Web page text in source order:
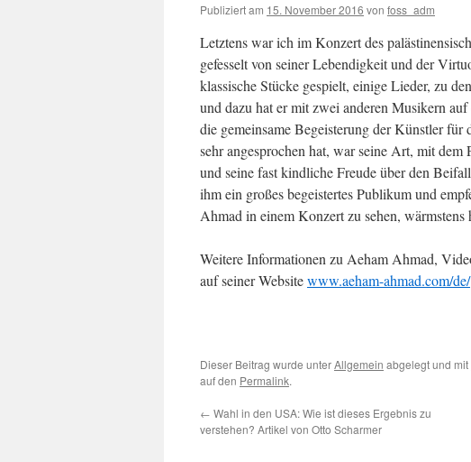
Publiziert am 15. November 2016 von foss_adm
Letztens war ich im Konzert des
gefesselt von seiner Lebendigkeit und der
klassische Stücke gespielt, einige Lieder, zu
und dazu hat er mit zwei anderen Musikern
die gemeinsame Begeisterung der Künstler
sehr angesprochen hat, war seine Art, mit
und seine fast kindliche Freude über den
ihm ein großes begeistertes Publikum und
Ahmad in einem Konzert zu sehen, wärmstens
Weitere Informationen zu Aeham Ahmad,
auf seiner Websitewww.aeham-ahmad.com/de/
Dieser Beitrag wurde unterAllgemein abgelegt und mit
auf den Permalink.
← Wahl in den USA: Wie ist dieses Ergebnis zu
verstehen? Artikel von Otto Scharmer